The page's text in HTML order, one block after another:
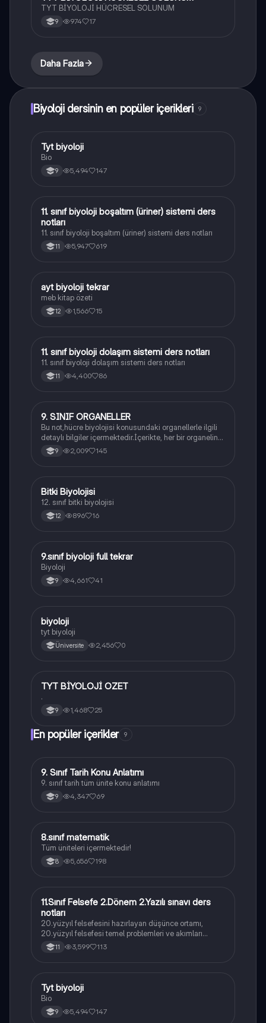
TYT BİYOLOJİ HÜCRESEL SOLUNUM
9 974 17
Daha Fazla
Biyoloji dersinin en popüler içerikleri 9
Biyoloji
Tyt biyoloji
Bio
9 5,494 147
Biyoloji
11. sınıf biyoloji boşaltım (üriner) sistemi ders
notları
11. sınıf biyoloji boşaltım (üriner) sistemi ders notları
11 5,947 619
Biyoloji
ayt biyoloji tekrar
meb kitap özeti
12 1,566 15
Biyoloji
11. sınıf biyoloji dolaşım sistemi ders notları
11. sınıf biyoloji dolaşım sistemi ders notları
11 4,400 86
Biyoloji
9. SINIF ORGANELLER
Bu not,hücre biyolojisi konusundaki organellerle ilgili
detaylı bilgiler içermektedir.İçerikte, her bir organelin
yapısı,fonksiyonları ve hücre içindeki rolü
açıklanmaktadır.
9 2,009 145
Biyoloji
Bitki Biyolojisi
12. sınıf bitki biyolojisi
12 896 16
Biyoloji
9.sınıf biyoloji full tekrar
Biyoloji
9 4,661 41
BBiyoloji
biyoloji
tyt biyoloji
Üniversite 2,456 0
Biyoloji
TYT BİYOLOJİ OZET
.
9 1,468 25
En popüler içerikler 9
Tarih
9. Sınıf Tarih Konu Anlatımı
9. sınıf tarih tüm ünite konu anlatımı
9 4,347 69
Matematik
8.sınıf matematik
Tüm üniteleri içermektedir!
8 5,656 198
Felsefe
11.Sınıf Felsefe 2.Dönem 2.Yazılı sınavı ders
notları
20.yüzyıl felsefesini hazırlayan düşünce ortamı,
20.yüzyıl felsefesi temel problemleri ve akımları
konularını içermektedir
11 3,599 113
Biyoloji
Tyt biyoloji
Bio
9 5,494 147